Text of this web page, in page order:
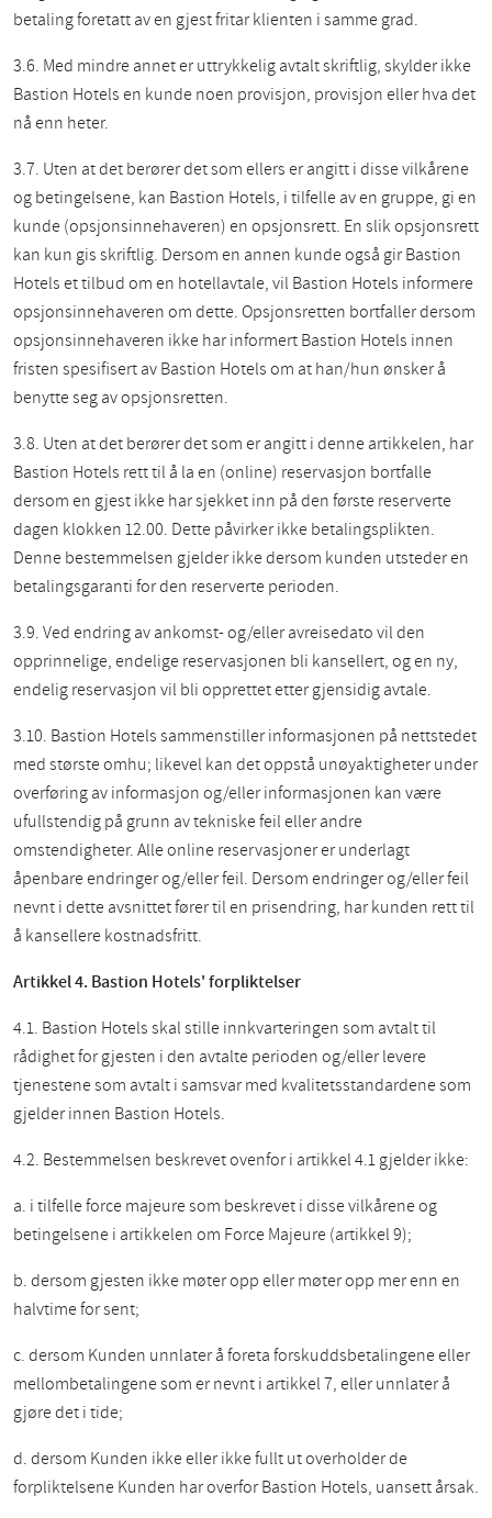
betaling foretatt av en gjest fritar klienten i samme grad.
3.6. Med mindre annet er uttrykkelig avtalt skriftlig, skylder ikke
Bastion Hotels en kunde noen provisjon, provisjon eller hva det
nå enn heter.
3.7. Uten at det berører det som ellers er angitt i disse vilkårene
og betingelsene, kan Bastion Hotels, i tilfelle av en gruppe, gi en
kunde (opsjonsinnehaveren) en opsjonsrett. En slik opsjonsrett
kan kun gis skriftlig. Dersom en annen kunde også gir Bastion
Hotels et tilbud om en hotellavtale, vil Bastion Hotels informere
opsjonsinnehaveren om dette. Opsjonsretten bortfaller dersom
opsjonsinnehaveren ikke har informert Bastion Hotels innen
fristen spesifisert av Bastion Hotels om at han/hun ønsker å
benytte seg av opsjonsretten.
3.8. Uten at det berører det som er angitt i denne artikkelen, har
Bastion Hotels rett til å la en (online) reservasjon bortfalle
dersom en gjest ikke har sjekket inn på den første reserverte
dagen klokken 12.00. Dette påvirker ikke betalingsplikten.
Denne bestemmelsen gjelder ikke dersom kunden utsteder en
betalingsgaranti for den reserverte perioden.
3.9. Ved endring av ankomst- og/eller avreisedato vil den
opprinnelige, endelige reservasjonen bli kansellert, og en ny,
endelig reservasjon vil bli opprettet etter gjensidig avtale.
3.10. Bastion Hotels sammenstiller informasjonen på nettstedet
med største omhu; likevel kan det oppstå unøyaktigheter under
overføring av informasjon og/eller informasjonen kan være
ufullstendig på grunn av tekniske feil eller andre
omstendigheter. Alle online reservasjoner er underlagt
åpenbare endringer og/eller feil. Dersom endringer og/eller feil
nevnt i dette avsnittet fører til en prisendring, har kunden rett til
å kansellere kostnadsfritt.
Artikkel 4. Bastion Hotels' forpliktelser
4.1. Bastion Hotels skal stille innkvarteringen som avtalt til
rådighet for gjesten i den avtalte perioden og/eller levere
tjenestene som avtalt i samsvar med kvalitetsstandardene som
gjelder innen Bastion Hotels.
4.2. Bestemmelsen beskrevet ovenfor i artikkel 4.1 gjelder ikke:
a. i tilfelle force majeure som beskrevet i disse vilkårene og
betingelsene i artikkelen om Force Majeure (artikkel 9);
b. dersom gjesten ikke møter opp eller møter opp mer enn en
halvtime for sent;
c. dersom Kunden unnlater å foreta forskuddsbetalingene eller
mellombetalingene som er nevnt i artikkel 7, eller unnlater å
gjøre det i tide;
d. dersom Kunden ikke eller ikke fullt ut overholder de
forpliktelsene Kunden har overfor Bastion Hotels, uansett årsak.